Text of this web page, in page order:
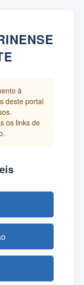
à
deste portal
os links de